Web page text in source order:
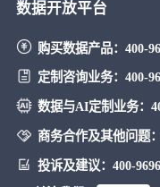
数据开放平台
购买数据产品： 400-
定制咨询业务： 400-
数据与AI定制业务：
商务合作及其他问题：
投诉及建议： 400-